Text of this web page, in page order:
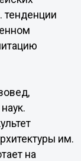
тенденции
им.
на